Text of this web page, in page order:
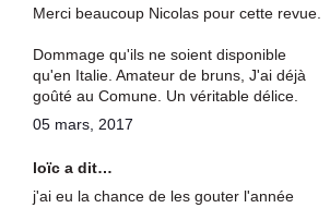
Merci beaucoup Nicolas pour cette revue.
Dommage qu'ils ne soient disponible
qu'en Italie. Amateur de bruns, J'ai déjà
goûté au Comune. Un véritable délice.
05 mars, 2017
loïc a dit…
j'ai eu la chance de les gouter l'année